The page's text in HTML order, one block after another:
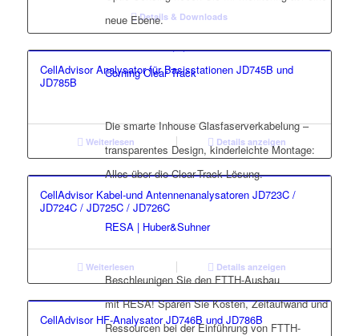
neue Ebene.
Corning Clear Track
Die smarte Inhouse Glasfaserverkabelung –
transparentes Design, kinderleichte Montage:
Alles über die Clear-Track Lösung.
RESA | Huber&Suhner
Beschleunigen Sie den FTTH-Ausbau
mit RESA! Sparen Sie Kosten, Zeitaufwand und
Ressourcen bei der Einführung von FTTH-
Details & Downloads
CellAdvisor Analysator für Basisstationen JD745B und
JD785B
Weiterlesen Details anzeigen
CellAdvisor Kabel-und Antennenanalysatoren JD723C /
JD724C / JD725C / JD726C
Weiterlesen Details anzeigen
CellAdvisor HF-Analysator JD746B und JD786B